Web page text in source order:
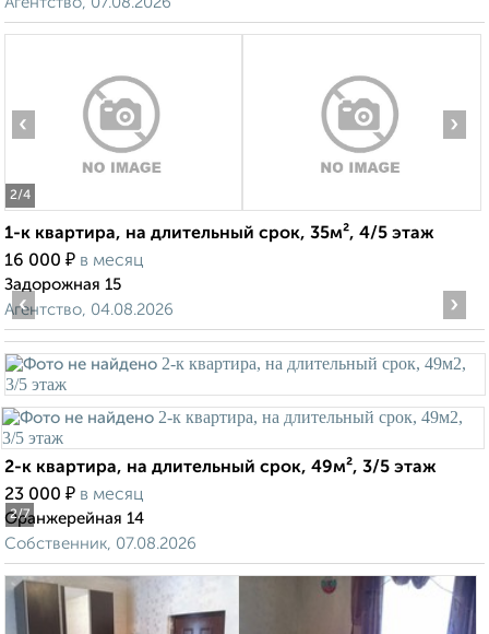
2/4
‹ ›
1-к квартира, на длительный срок, 35м², 4/5 этаж
16 000 ₽ в месяц
Задорожная 15
Агентство, 04.08.2026
2/7
‹ ›
2-к квартира, на длительный срок, 49м², 3/5 этаж
23 000 ₽ в месяц
Оранжерейная 14
Собственник, 07.08.2026